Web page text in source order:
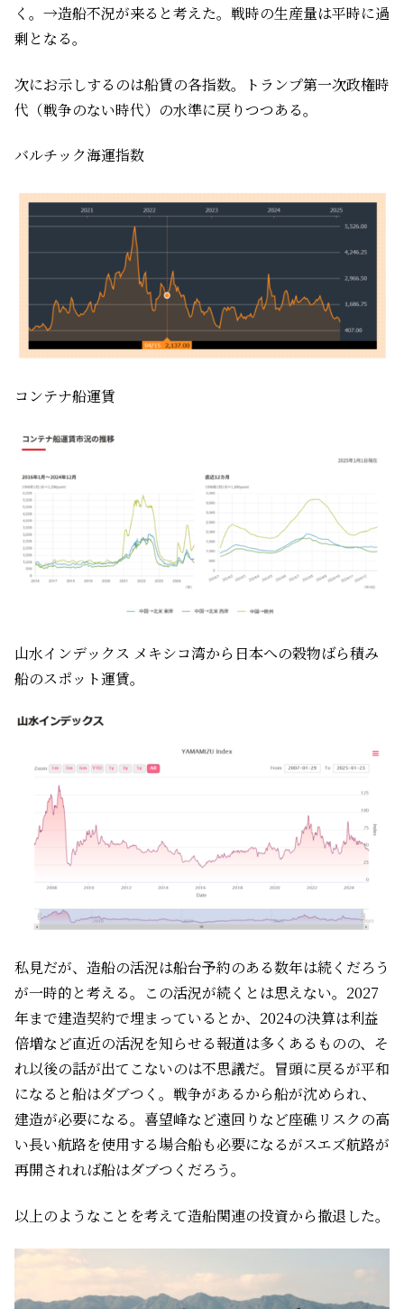
く。→造船不況が来ると考えた。戦時の生産量は平時に過
剰となる。
次にお示しするのは船賃の各指数。トランプ第一次政権時
代（戦争のない時代）の水準に戻りつつある。
バルチック海運指数
コンテナ船運賃
山水インデックス メキシコ湾から日本への穀物ばら積み
船のスポット運賃。
私見だが、造船の活況は船台予約のある数年は続くだろう
が一時的と考える。この活況が続くとは思えない。2027
年まで建造契約で埋まっているとか、2024の決算は利益
倍増など直近の活況を知らせる報道は多くあるものの、そ
れ以後の話が出てこないのは不思議だ。冒頭に戻るが平和
になると船はダブつく。戦争があるから船が沈められ、
建造が必要になる。喜望峰など遠回りなど座礁リスクの高
い長い航路を使用する場合船も必要になるがスエズ航路が
再開されれば船はダブつくだろう。
以上のようなことを考えて造船関連の投資から撤退した。